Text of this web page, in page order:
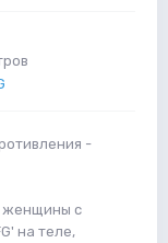
-
женщины с
на теле,